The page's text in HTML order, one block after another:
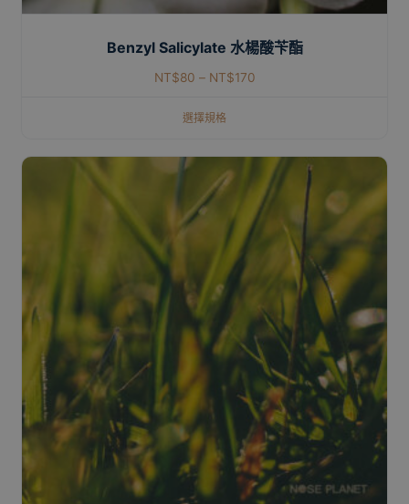
Benzyl Salicylate 水楊酸苄酯
NT$80 – NT$170
選擇規格